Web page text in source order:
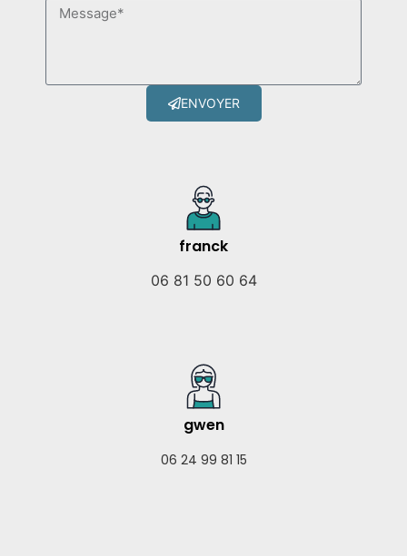
ENVOYER
franck
06 81 50 60 64
gwen
06 24 99 81 15